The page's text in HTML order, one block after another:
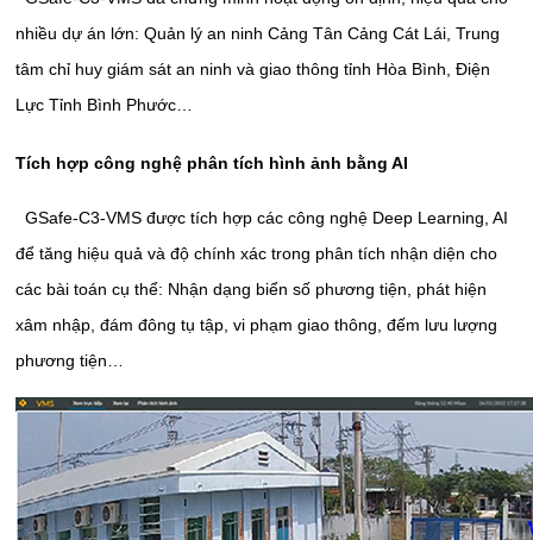
nhiều dự án lớn: Quản lý an ninh Cảng Tân Cảng Cát Lái, Trung
tâm chỉ huy giám sát an ninh và giao thông tỉnh Hòa Bình, Điện
Lực Tỉnh Bình Phước…
Tích hợp công nghệ phân tích hình ảnh bằng AI
GSafe-C3-VMS được tích hợp các công nghệ Deep Learning, AI
để tăng hiệu quả và độ chính xác trong phân tích nhận diện cho
các bài toán cụ thể: Nhận dạng biển số phương tiện, phát hiện
xâm nhập, đám đông tụ tập, vi phạm giao thông, đếm lưu lượng
phương tiện…